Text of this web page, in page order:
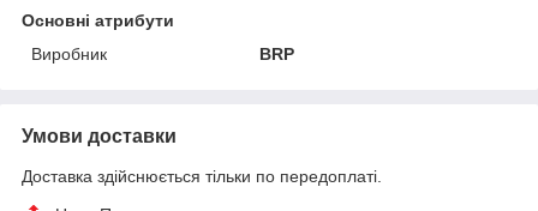
Основні атрибути
Виробник
BRP
Умови доставки
Доставка здійснюється тільки по передоплаті.